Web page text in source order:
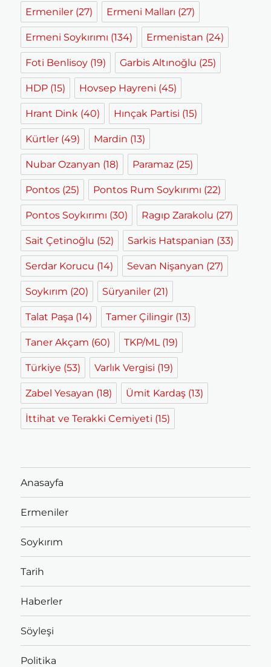
Ermeniler (27) Ermeni Malları (27)
Ermeni Soykırımı (134) Ermenistan (24)
Foti Benlisoy (19) Garbis Altınoğlu (25)
HDP (15) Hovsep Hayreni (45)
Hrant Dink (40) Hınçak Partisi (15)
Kürtler (49) Mardin (13)
Nubar Ozanyan (18) Paramaz (25)
Pontos (25) Pontos Rum Soykırımı (22)
Pontos Soykırımı (30) Ragıp Zarakolu (27)
Sait Çetinoğlu (52) Sarkis Hatspanian (33)
Serdar Korucu (14) Sevan Nişanyan (27)
Soykırım (20) Süryaniler (21)
Talat Paşa (14) Tamer Çilingir (13)
Taner Akçam (60) TKP/ML(19)
Türkiye (53) Varlık Vergisi (19)
Zabel Yesayan (18) Ümit Kardaş (13)
İttihat ve Terakki Cemiyeti (15)
Anasayfa
Ermeniler
Soykırım
Tarih
Haberler
Söyleşi
Politika